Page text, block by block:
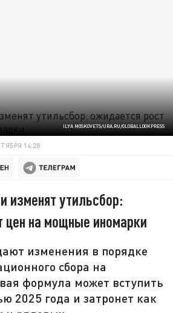
ILYA MOSKOVETS/URA.RU/GLOBALLOOKPRESS
14:28
изменят утильсбор:
цен на мощные иномарки
изменения в порядке
сбора на
формула может вступить
2025 года и затронет как